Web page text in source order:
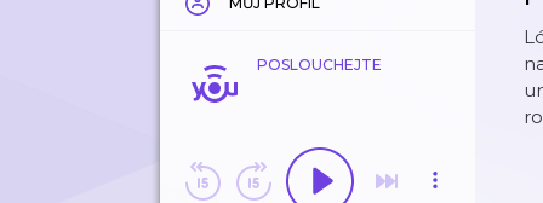
POSLOUCHEJTE